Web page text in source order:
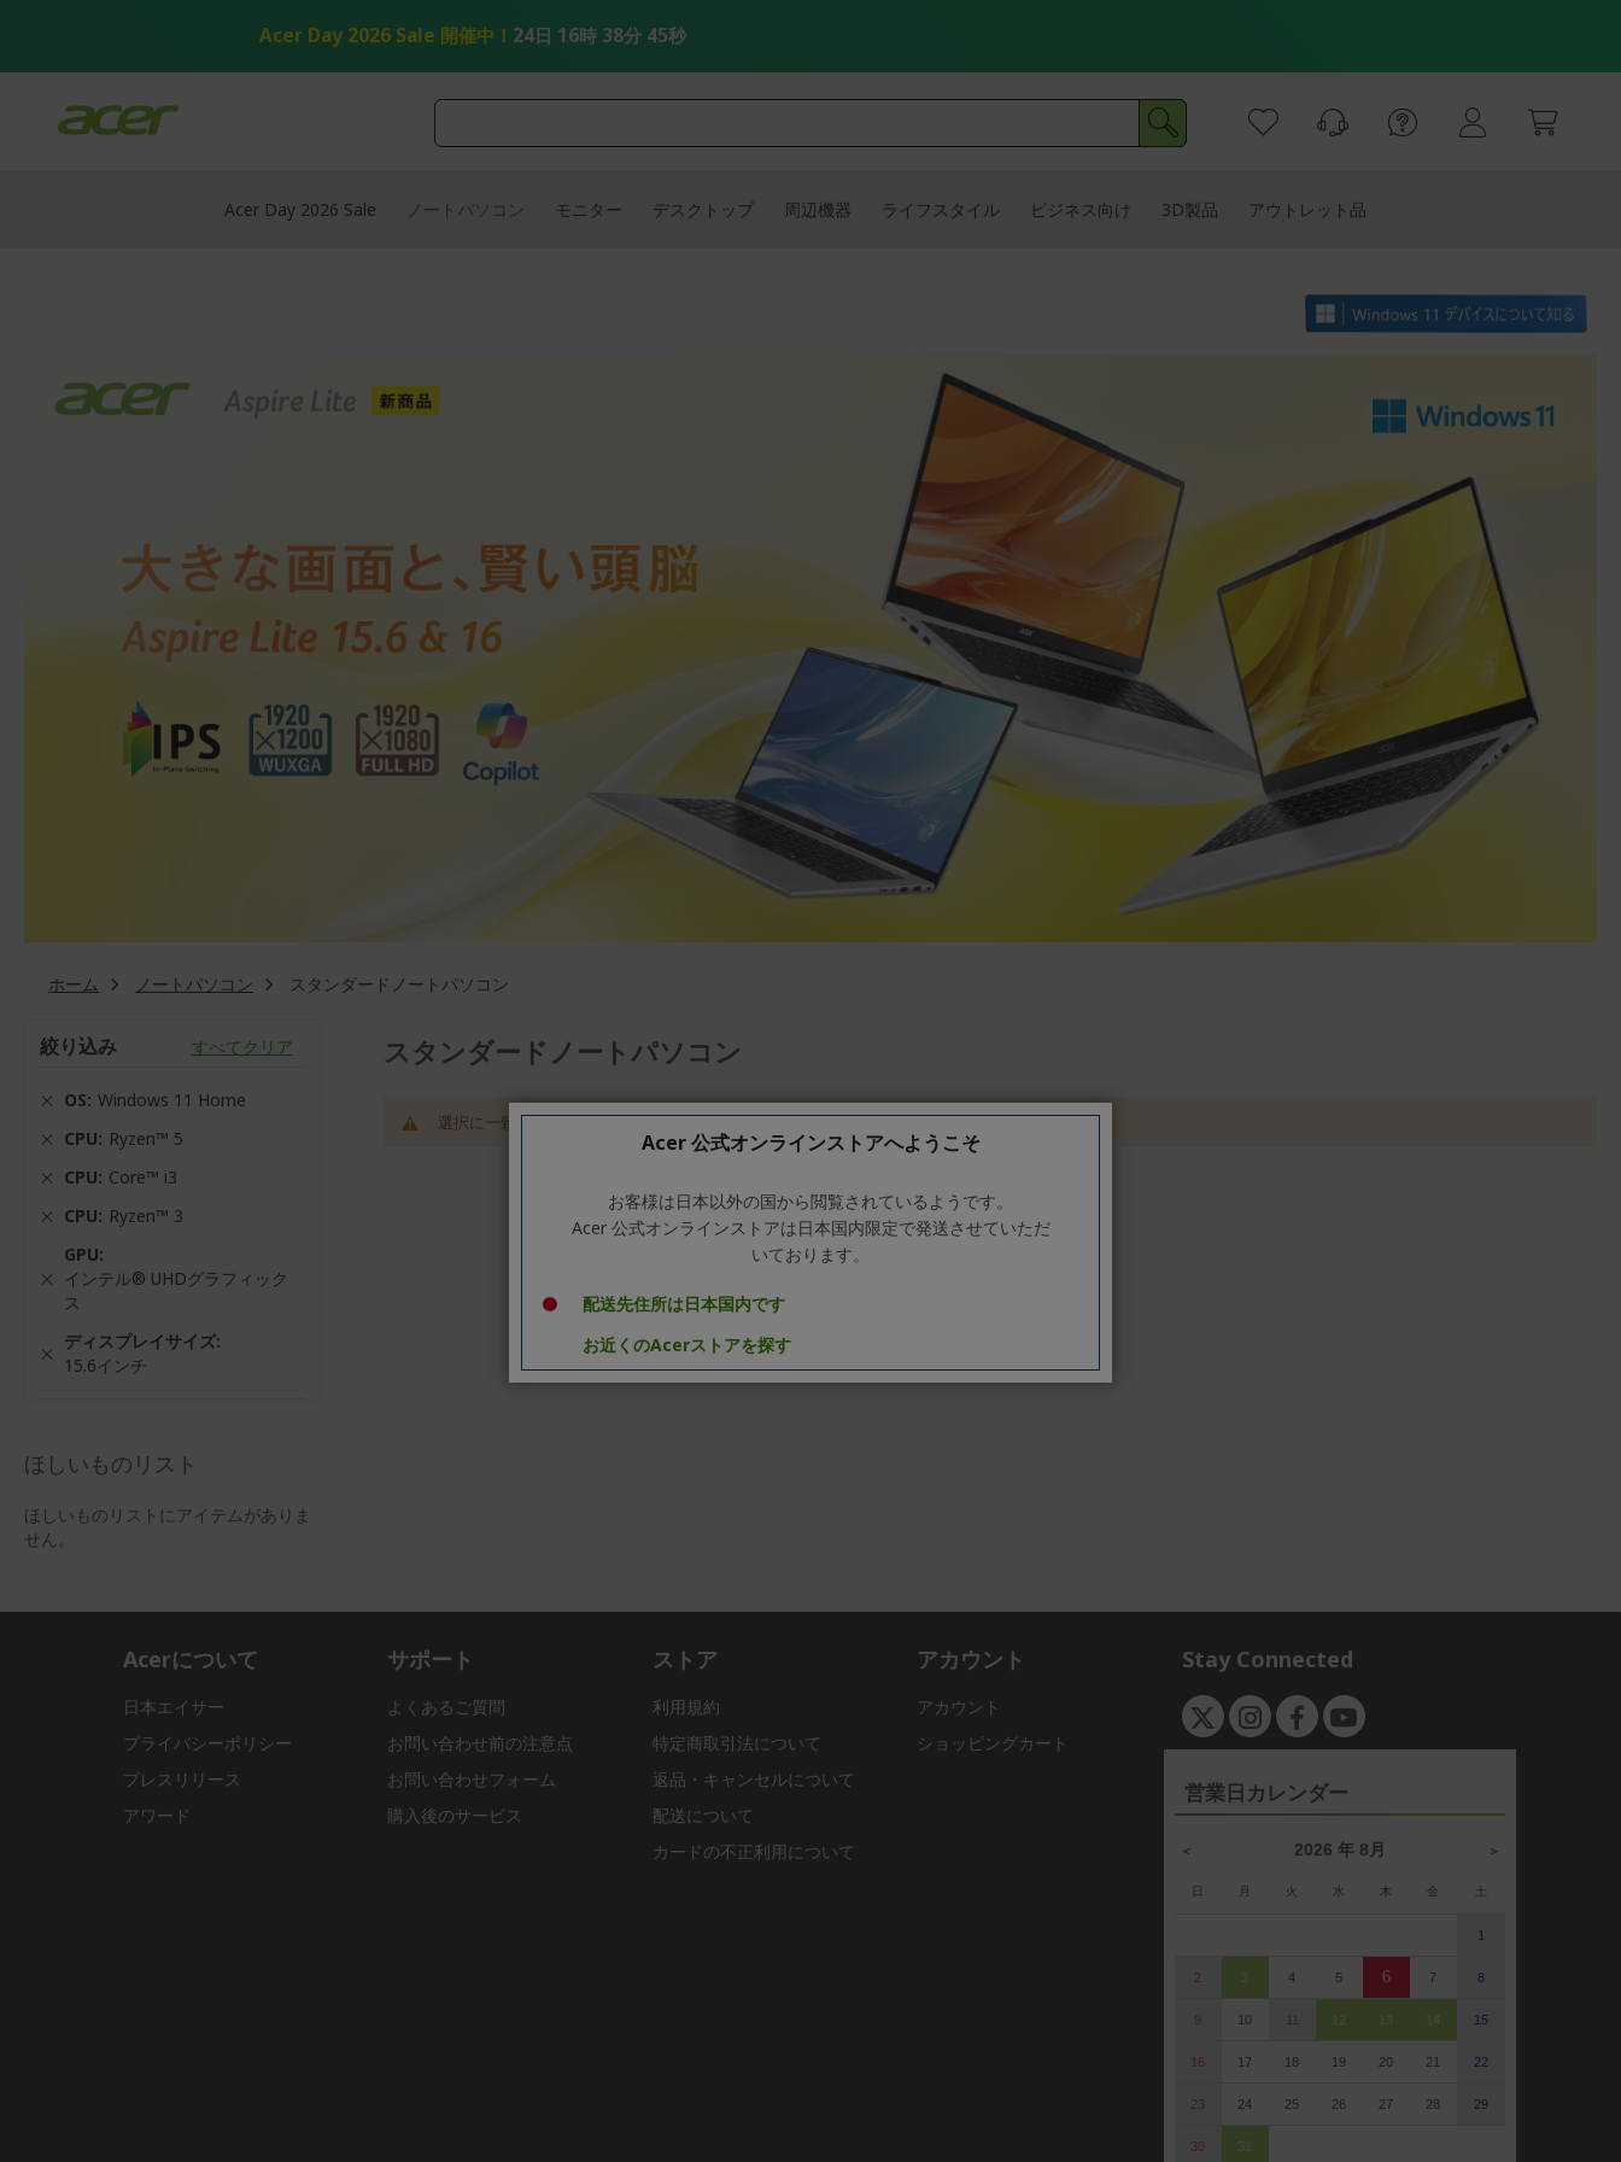
Acer Day 2026 Sale 開催中！ 24日 16時 38分 45秒
Acer Day 2026 Sale ノートパソコン モニター デスクトップ 周辺機器 ライフスタイル ビジネス向け 3D製品 アウトレット品
ホーム ノートパソコン スタンダードノートパソコン
スタンダードノートパソコン
選択に一致する商品が見つかりません。
絞り込み すべてクリア
OS Windows 11 Home
CPU
Ryzen™ 5
CPU Core™ i3
CPU
Ryzen™ 3
GPU
インテル® UHDグラフィック
ス
ディスプレイサイズ
15.6インチ
ほしいものリスト
ほしいものリストにアイテムがありま
せん。
Acerについて
日本エイサー
プライバシーポリシー
プレスリリース
アワード
サポート
よくあるご質問
お問い合わせ前の注意点
お問い合わせフォーム
購入後のサービス
ストア
利用規約
特定商取引法について
返品・キャンセルについて
配送について
カードの不正利用について
アカウント
アカウント
ショッピングカート
Stay Connected
営業日カレンダー
＞
＜ 2026 年 8月
日 月 火 水 木 金 土
1
2 3 4 5 6 7 8
9 10 11 12 13 14 15
16 17 18 19 20 21 22
23 24 25 26 27 28 29
30 31
Acer 公式オンラインストアへようこそ
お客様は日本以外の国から閲覧されているようです。
Acer 公式オンラインストアは日本国内限定で発送させていただ
いております。
配送先住所は日本国内です
お近くのAcerストアを探す